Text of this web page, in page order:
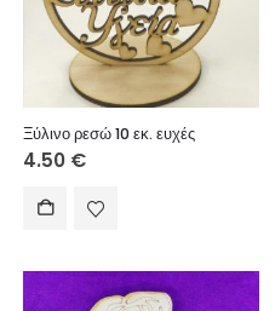
Ξύλινο ρεσώ 10 εκ. ευχές
4.50 €